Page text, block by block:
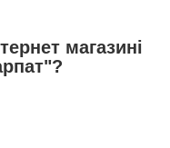
магазині